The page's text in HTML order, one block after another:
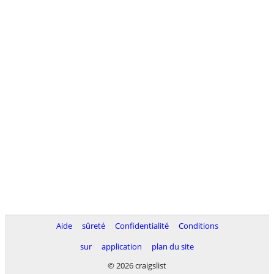
Aide sûreté Confidentialité
Conditions
sur
application
plan du site
© 2026 craigslist